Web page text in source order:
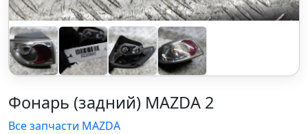
Фонарь (задний) MAZDA 2
Все запчасти MAZDA